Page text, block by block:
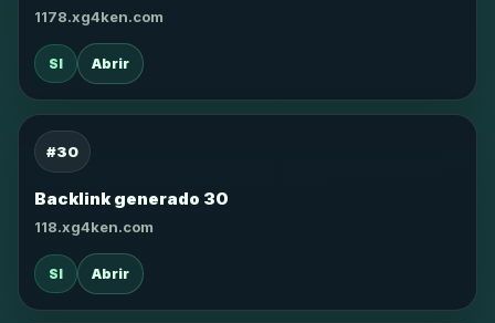
1178.xg4ken.com
SI Abrir
#30
Backlink generado 30
118.xg4ken.com
SI Abrir